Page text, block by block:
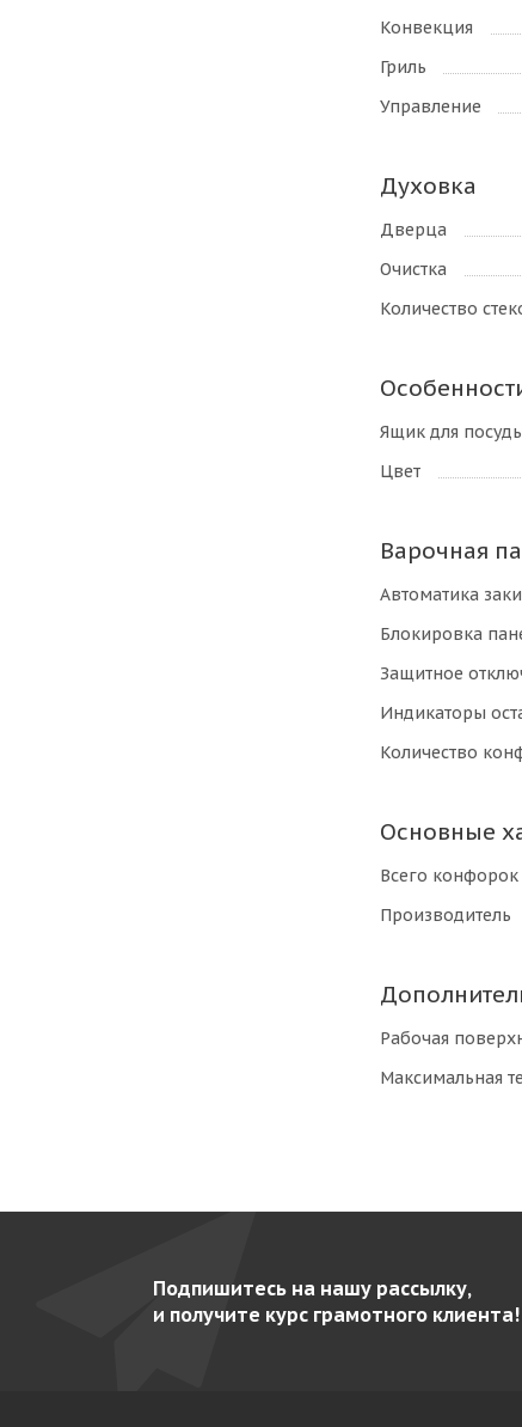
Конвекция
Гриль
Управление
Духовка
Дверца
Очистка
Количество
Ящик для
Цвет
Варочная
Автоматика
Блокировка
Защитное
Индикаторы
Количество
Основные
Всего конфорок
Производитель
Рабочая
Максимальная
Подпишитесь на нашу рассылку,
и получите курс грамотного клиента!